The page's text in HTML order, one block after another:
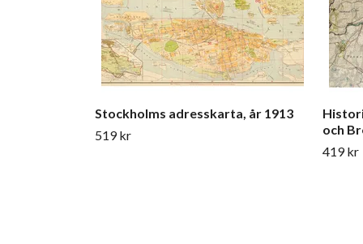
Stockholms adresskarta, år 1913
519 kr
och
419 kr